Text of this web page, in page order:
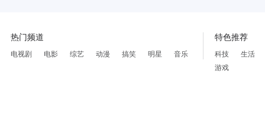
热门频道
电视剧 电影 综艺 动漫 搞笑 明星 音乐
特色推荐
科技
生活
游戏